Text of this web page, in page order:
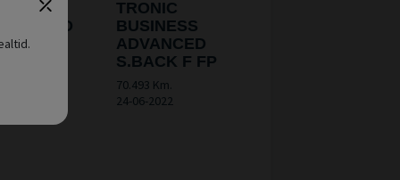
1.5
HYBRID
FP
TRONIC
BUSINESS
ADVANCED
S.BACK F FP
70.493 Km.
24-06-2022